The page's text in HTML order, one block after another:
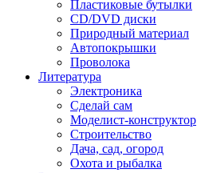
Пластиковые бутылки
CD/DVD диски
Природный материал
Автопокрышки
Проволока
Литература
Электроника
Сделай сам
Моделист-конструктор
Строительство
Дача, сад, огород
Охота и рыбалка